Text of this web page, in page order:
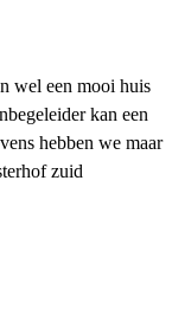
wel een mooi huis
kan een
hebben we maar
zuid